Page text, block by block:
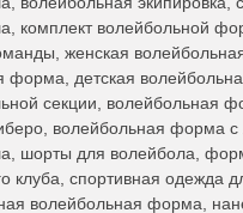
комплект волейбольной
женская
форма, детская
секции, волейбольная
волейбольная форма с
шорты для волейбола,
клуба, спортивная одежда
волейбольная форма,